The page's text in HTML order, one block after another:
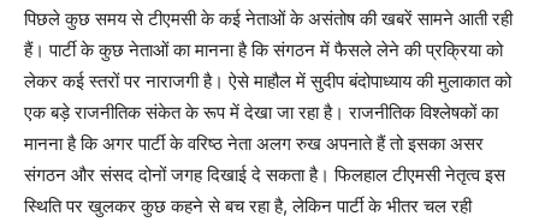
पिछले कुछ समय से टीएमसी के कई नेताओं के असंतोष की खबरें सामने आती रही
हैं। पार्टी के कुछ नेताओं का मानना है कि संगठन में फैसले लेने की प्रक्रिया को
लेकर कई स्तरों पर नाराजगी है। ऐसे माहौल में सुदीप बंदोपाध्याय की मुलाकात को
एक बड़े राजनीतिक संकेत के रूप में देखा जा रहा है। राजनीतिक विश्लेषकों का
मानना है कि अगर पार्टी के वरिष्ठ नेता अलग रुख अपनाते हैं तो इसका असर
संगठन और संसद दोनों जगह दिखाई दे सकता है। फिलहाल टीएमसी नेतृत्व इस
स्थिति पर खुलकर कुछ कहने से बच रहा है, लेकिन पार्टी के भीतर चल रही